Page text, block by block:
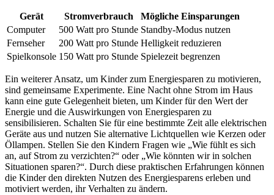
Gerät Stromverbrauch
Mögliche Einsparungen
Computer
500 Watt pro Stunde Standby-Modus nutzen
Fernseher
200 Watt pro Stunde Helligkeit reduzieren
Spielkonsole 150 Watt pro Stunde Spielezeit begrenzen
Ein weiterer Ansatz, um Kinder zum Energiesparen zu motivieren,
sind gemeinsame Experimente. Eine Nacht ohne Strom im Haus
kann eine gute Gelegenheit bieten, um Kinder für den Wert der
Energie und die Auswirkungen von Energiesparen zu
sensibilisieren. Schalten Sie für eine bestimmte Zeit alle elektrischen
Geräte aus und nutzen Sie alternative Lichtquellen wie Kerzen oder
Öllampen. Stellen Sie den Kindern Fragen wie „Wie fühlt es sich
an, auf Strom zu verzichten?“ oder „Wie könnten wir in solchen
Situationen sparen?“. Durch diese praktischen Erfahrungen können
die Kinder den direkten Nutzen des Energiesparens erleben und
motiviert werden, ihr Verhalten zu ändern.